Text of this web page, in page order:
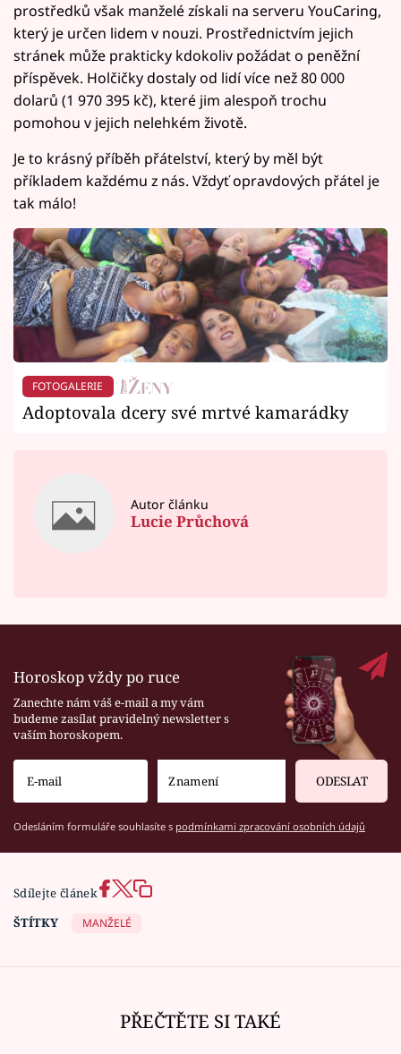
prostředků však manželé získali na serveru YouCaring,
který je určen lidem v nouzi. Prostřednictvím jejich
stránek může prakticky kdokoliv požádat o peněžní
příspěvek. Holčičky dostaly od lidí více než 80 000
dolarů (1 970 395 kč), které jim alespoň trochu
pomohou v jejich nelehkém životě.
Je to krásný příběh přátelství, který by měl být
příkladem každému z nás. Vždyť opravdových přátel je
tak málo!
FOTOGALERIE
Adoptovala dcery své mrtvé kamarádky
Autor článku
Lucie Průchová
Horoskop vždy po ruce
Zanechte nám váš e-mail a my vám
budeme zasílat pravidelný newsletter s
vaším horoskopem.
ODESLAT
Odesláním formuláře souhlasíte s podmínkami zpracování osobních údajů
Sdílejte článek
ŠTÍTKY
MANŽELÉ
PŘEČTĚTE SI TAKÉ